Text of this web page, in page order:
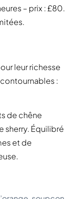
– prix : £80.
leur richesse
:
de chêne
sherry. Équilibré
et de